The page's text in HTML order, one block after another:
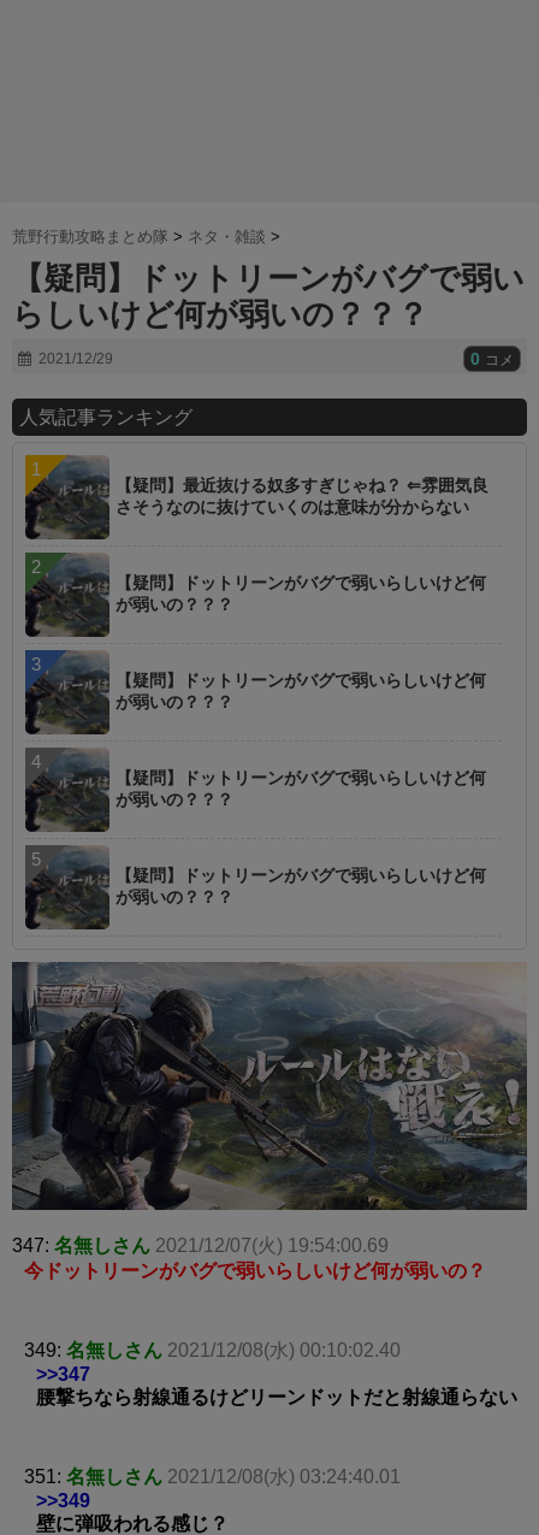
荒野行動攻略まとめ隊 > ネタ・雑談 >
【疑問】ドットリーンがバグで弱い
らしいけど何が弱いの？？？
2021/12/29 0 コメ
人気記事ランキング
【疑問】最近抜ける奴多すぎじゃね？ ⇐雰囲気良
さそうなのに抜けていくのは意味が分からない
【疑問】ドットリーンがバグで弱いらしいけど何
が弱いの？？？
【疑問】ドットリーンがバグで弱いらしいけど何
が弱いの？？？
【疑問】ドットリーンがバグで弱いらしいけど何
が弱いの？？？
【疑問】ドットリーンがバグで弱いらしいけど何
が弱いの？？？
347: 名無しさん 2021/12/07(火) 19:54:00.69
今ドットリーンがバグで弱いらしいけど何が弱いの？
349: 名無しさん 2021/12/08(水) 00:10:02.40
>>347
腰撃ちなら射線通るけどリーンドットだと射線通らない
351: 名無しさん 2021/12/08(水) 03:24:40.01
>>349
壁に弾吸われる感じ？